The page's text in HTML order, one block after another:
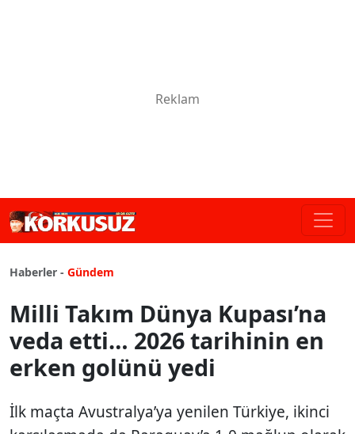
Haberler - Gündem
Milli Takım Dünya Kupası’na
veda etti… 2026 tarihinin en
erken golünü yedi
İlk maçta Avustralya’ya yenilen Türkiye, ikinci